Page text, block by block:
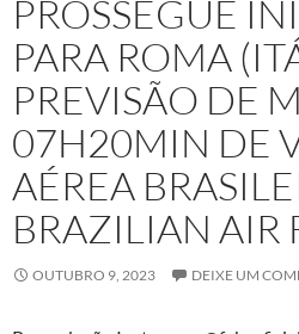
PROSSEGUE
PARA ROMA
PREVISÃO DE
07H20MIN DE
AÉREA
BRAZILIAN AIR
OUTUBRO 9, 2023 DEIXE UM